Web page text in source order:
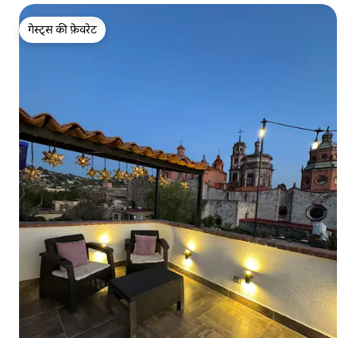
गेस्ट्स की फ़ेवरेट
गेस्ट्स की फ़ेवरेट